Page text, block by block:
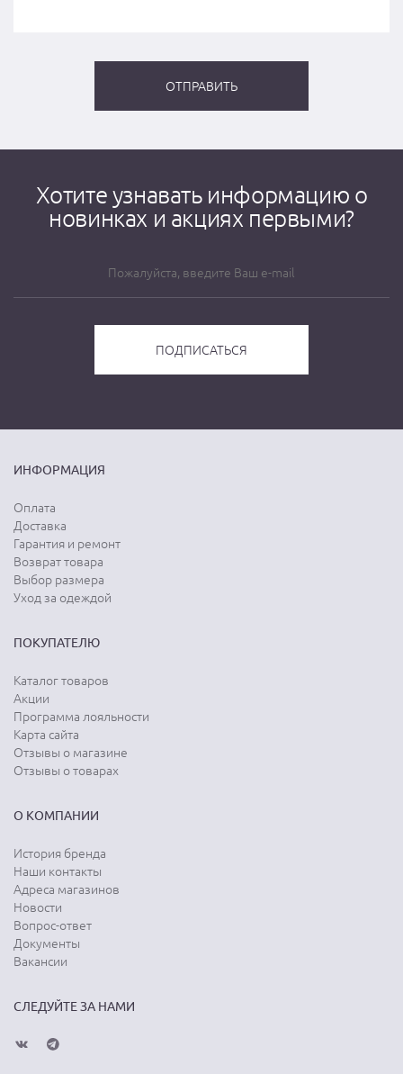
Хотите узнавать информацию о
новинках и акциях первыми?
ИНФОРМАЦИЯ
Оплата
Доставка
Гарантия и ремонт
Возврат товара
Выбор размера
Уход за одеждой
ПОКУПАТЕЛЮ
Каталог товаров
Акции
Программа лояльности
Карта сайта
Отзывы о магазине
Отзывы о товарах
О КОМПАНИИ
История бренда
Наши контакты
Адреса магазинов
Новости
Вопрос-ответ
Документы
Вакансии
СЛЕДУЙТЕ ЗА НАМИ